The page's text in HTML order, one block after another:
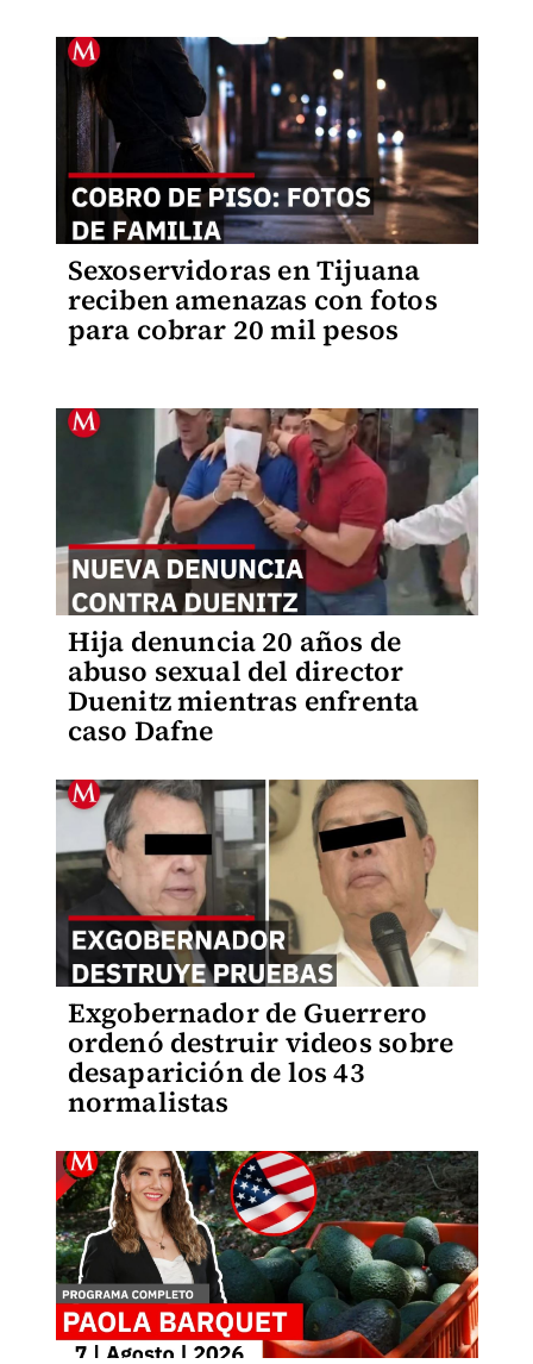
Sexoservidoras en Tijuana
reciben amenazas con fotos
para cobrar 20 mil pesos
Hija denuncia 20 años de
abuso sexual del director
Duenitz mientras enfrenta
caso Dafne
Exgobernador de Guerrero
ordenó destruir videos sobre
desaparición de los 43
normalistas